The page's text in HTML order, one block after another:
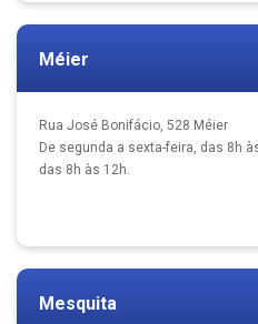
Méier
Rua José Bonifácio, 528 Méier
De segunda a sexta-feira, das 8h
das 8h às 12h.
Mesquita